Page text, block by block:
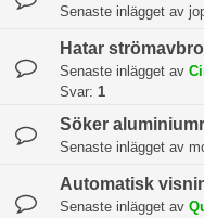
Senaste inlägget av
Hatar
Senaste inlägget av
Svar: 1
Söker
Senaste inlägget av
Automatisk
Senaste inlägget av